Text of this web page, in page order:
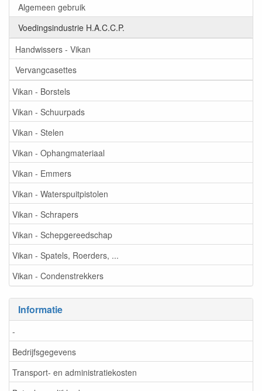
Algemeen gebruik
Voedingsindustrie H.A.C.C.P.
Handwissers - Vikan
Vervangcasettes
Vikan - Borstels
Vikan - Schuurpads
Vikan - Stelen
Vikan - Ophangmateriaal
Vikan - Emmers
Vikan - Waterspuitpistolen
Vikan - Schrapers
Vikan - Schepgereedschap
Vikan - Spatels, Roerders, ...
Vikan - Condenstrekkers
Informatie
-
Bedrijfsgegevens
Transport- en administratiekosten